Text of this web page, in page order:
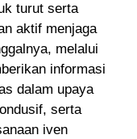
turut serta
aktif menjaga
melalui
informasi
dalam upaya
serta
iven